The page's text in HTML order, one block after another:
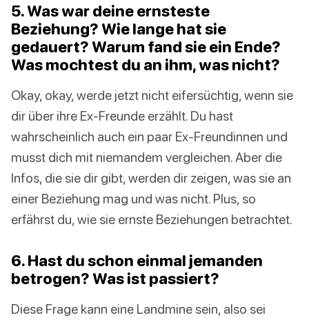
5. Was war deine ernsteste
Beziehung? Wie lange hat sie
gedauert? Warum fand sie ein Ende?
Was mochtest du an ihm, was nicht?
Okay, okay, werde jetzt nicht eifersüchtig, wenn sie
dir über ihre Ex-Freunde erzählt. Du hast
wahrscheinlich auch ein paar Ex-Freundinnen und
musst dich mit niemandem vergleichen. Aber die
Infos, die sie dir gibt, werden dir zeigen, was sie an
einer Beziehung mag und was nicht. Plus, so
erfährst du, wie sie ernste Beziehungen betrachtet.
6. Hast du schon einmal jemanden
betrogen? Was ist passiert?
Diese Frage kann eine Landmine sein, also sei